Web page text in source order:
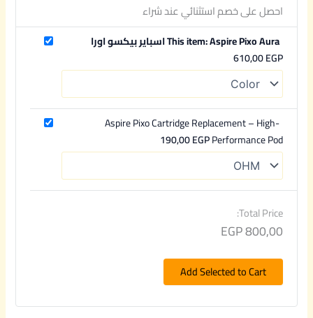
احصل على خصم استثنائي عند شراء
This item: Aspire Pixo Aura اسباير بيكسو اورا
610,00EGP
Aspire Pixo Cartridge Replacement – High-
Performance Pod
190,00EGP
Total Price:
800,00
EGP
Add Selected to Cart